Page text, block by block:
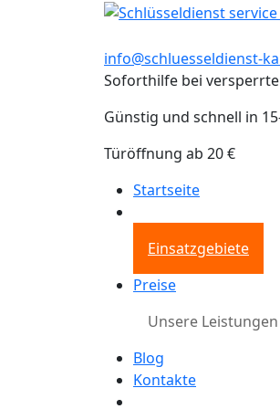
info@schluesseldienst-
Soforthilfe bei
Günstig und schnell in
Türöffnung ab 20 €
Startseite
Einsatzgebiete
Preise
Unsere Leistungen
Blog
Kontakte